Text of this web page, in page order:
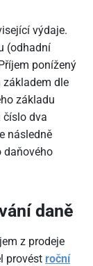
výdaje.
(odhadní
ponížený
základem dle
základu
číslo dva
následně
daňového
daně
z prodeje
provést roční